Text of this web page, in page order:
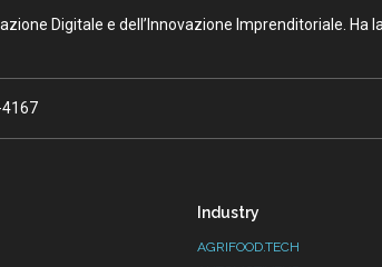
Digitale e dell’Innovazione Imprenditoriale. Ha
Industry
AGRIFOOD.TECH